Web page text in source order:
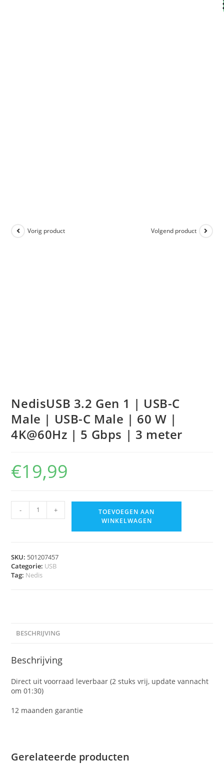
Vorig product Volgend product
NedisUSB 3.2 Gen 1 | USB-C
Male | USB-C Male | 60 W |
4K@60Hz | 5 Gbps | 3 meter
€19,99
- +
TOEVOEGEN AAN
WINKELWAGEN
SKU: 501207457
Categorie: USB
Tag: Nedis
BESCHRIJVING
Beschrijving
Direct uit voorraad leverbaar (2 stuks vrij, update vannacht
om 01:30)
12 maanden garantie
Gerelateerde producten